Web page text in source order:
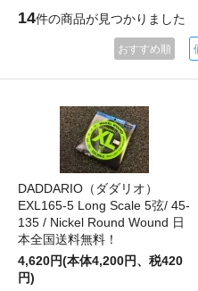
14件の商品が見つかりました
おすすめ順
DADDARIO（ダダリオ）
EXL165-5 Long Scale 5弦/ 45-
135 / Nickel Round Wound 日
本全国送料無料！
4,620円(本体4,200円、税420
円)